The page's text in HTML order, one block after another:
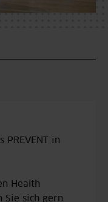
PREVENT in
Health
Sie sich gern